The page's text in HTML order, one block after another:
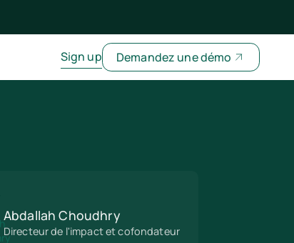
Sign up Demandez une démo
Abdallah Choudhry
Directeur de l'impact et cofondateur